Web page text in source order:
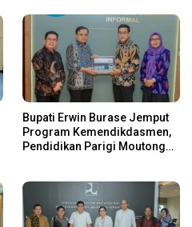
Bupati Erwin Burase Jemput
Program Kemendikdasmen,
Pendidikan Parigi Moutong